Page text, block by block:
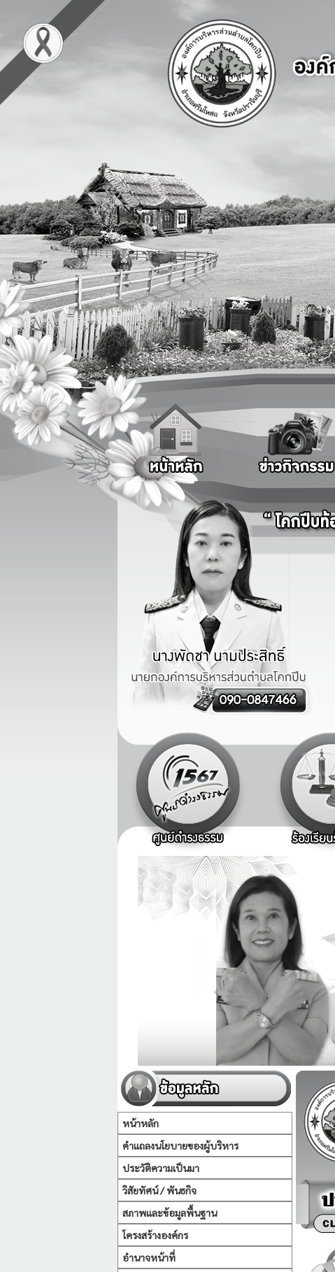
หน้าหลัก
คำแถลงนโยบายของผู้บริหาร
ประวัติความเป็นมา
วิสัยทัศน์ / พันธกิจ
สภาพและข้อมูลพื้นฐาน
โครงสร้างองค์กร
อำนาจหน้าที่